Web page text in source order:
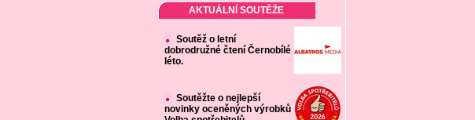
AKTUÁLNÍ SOUTĚŽE
Soutěž o letní
dobrodružné čtení Černobílé
léto.
Soutěžte o nejlepší
novinky oceněných výrobků